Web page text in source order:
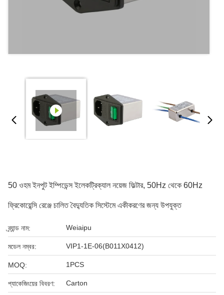
50 ওহম ইনপুট ইম্পিডেন্স ইলেকট্রিক্যাল নয়েজ ফিল্টার, 50Hz থেকে 60Hz
ফ্রিকোয়েন্সি রেঞ্জে চালিত বৈদ্যুতিক সিস্টেমে একীকরণের জন্য উপযুক্ত
ব্র্যান্ড নাম: Weiaipu
মডেল নম্বর: VIP1-1E-06(B011X0412)
MOQ: 1PCS
প্যাকেজিংয়ের বিবরণ: Carton